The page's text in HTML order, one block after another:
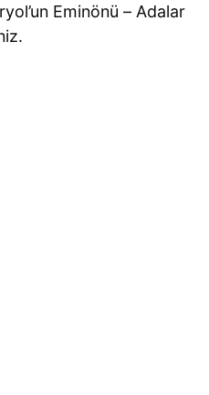
Eminönü – Adalar